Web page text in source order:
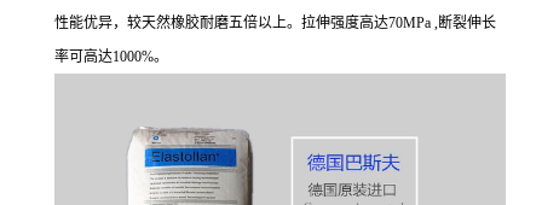
性能优异，较天然橡胶耐磨五倍以上。拉伸强度高达70MPa ,断裂伸长
率可高达1000%。